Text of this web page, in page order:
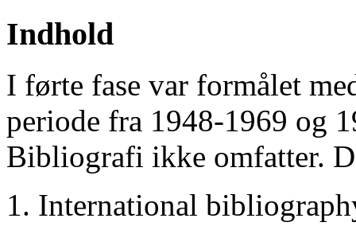
Indhold
I førte fase var formålet
periode fra 1948-1969 og
Bibliografi ikke omfatter.
International